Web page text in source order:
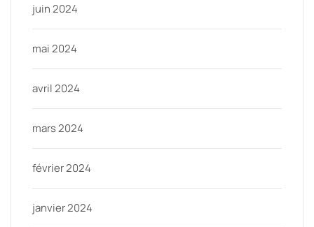
juin 2024
mai 2024
avril 2024
mars 2024
février 2024
janvier 2024